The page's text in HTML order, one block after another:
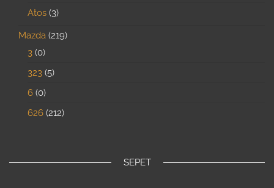
Atos 3
Mazda 219
3 0
323 5
6 0
626 212
SEPET